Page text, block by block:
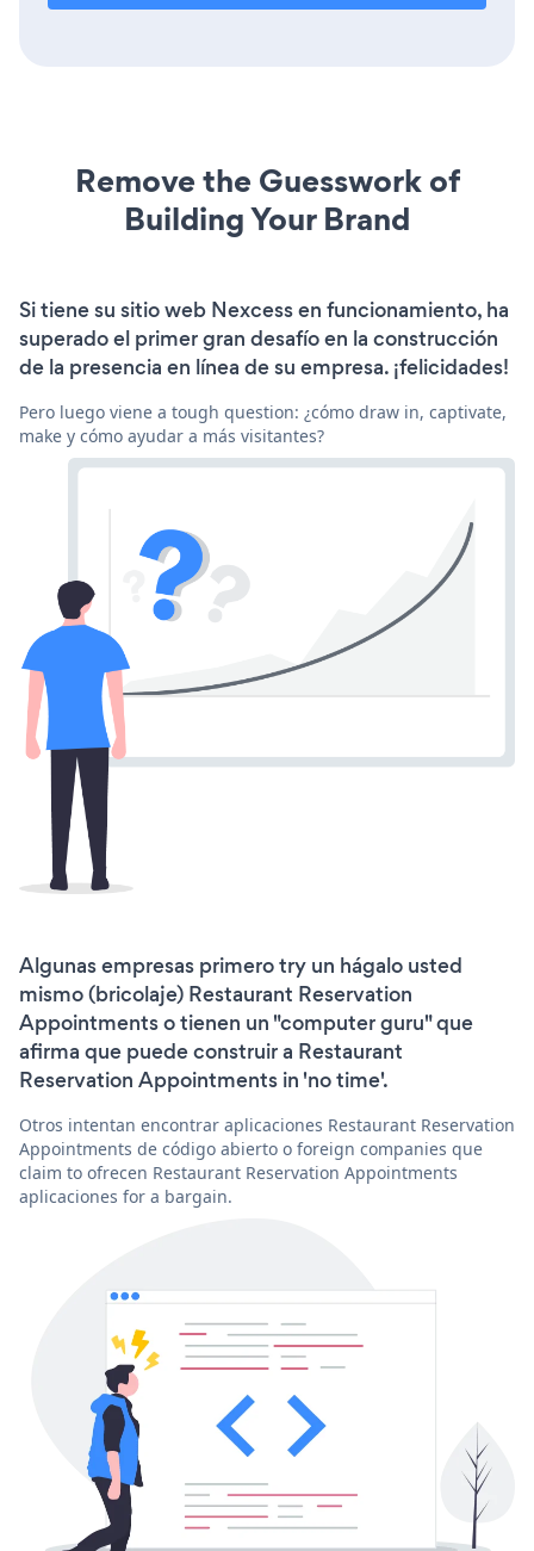
Remove the Guesswork of
Building Your Brand
Si tiene su sitio web Nexcess en funcionamiento, ha
superado el primer gran desafío en la construcción
de la presencia en línea de su empresa. ¡felicidades!
Pero luego viene a tough question: ¿cómo draw in, captivate,
make y cómo ayudar a más visitantes?
Algunas empresas primero try un hágalo usted
mismo (bricolaje) Restaurant Reservation
Appointments o tienen un "computer guru" que
afirma que puede construir a Restaurant
Reservation Appointments in 'no time'.
Otros intentan encontrar aplicaciones Restaurant Reservation
Appointments de código abierto o foreign companies que
claim to ofrecen Restaurant Reservation Appointments
aplicaciones for a bargain.